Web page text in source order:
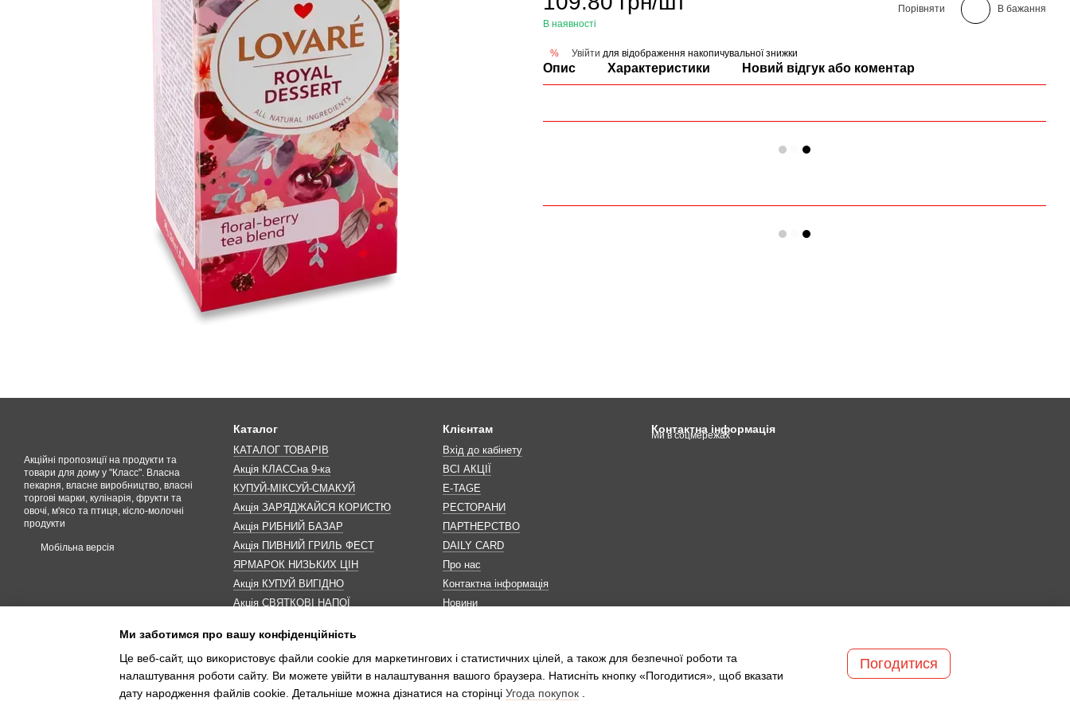
В наявності
Порівняти В бажання
% Увійти для відображення накопичувальної знижки
Опис Характеристики Новий відгук або коментар
Акційні пропозиції на продукти та
товари для дому у "Класс". Власна
пекарня, власне виробництво, власні
торгові марки, кулінарія, фрукти та
овочі, м'ясо та птиця, кісло-молочні
продукти
Мобільна версія
Каталог
КАТАЛОГ ТОВАРІВ
Акція КЛАССна 9-ка
КУПУЙ-МІКСУЙ-СМАКУЙ
Акція ЗАРЯДЖАЙСЯ КОРИСТЮ
Акція РИБНИЙ БАЗАР
Акція ПИВНИЙ ГРИЛЬ ФЕСТ
ЯРМАРОК НИЗЬКИХ ЦІН
Акція КУПУЙ ВИГІДНО
Акція СВЯТКОВІ НАПОЇ
Акція ДО МАКОВЕЯ
ІНШІ АКЦІЇ
Клієнтам
Вхід до кабінету
ВСІ АКЦІЇ
E-TAGE
РЕСТОРАНИ
ПАРТНЕРСТВО
DAILY CARD
Про нас
Контактна інформація
Новини
Контактна інформація
Ми в соцмережах
Ми заботимся про вашу конфіденційність
Це веб-сайт, що використовує файли cookie для маркетингових і статистичних цілей, а також для безпечної роботи та
налаштування роботи сайту. Ви можете увійти в налаштування вашого браузера. Натисніть кнопку «Погодитися», щоб вказати
дату народження файлів cookie. Детальніше можна дізнатися на сторінці Угода покупок
Погодитися